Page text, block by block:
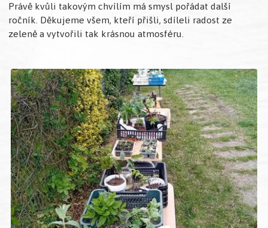
Právě kvůli takovým chvílím má smysl pořádat další
ročník. Děkujeme všem, kteří přišli, sdíleli radost ze
zeleně a vytvořili tak krásnou atmosféru.